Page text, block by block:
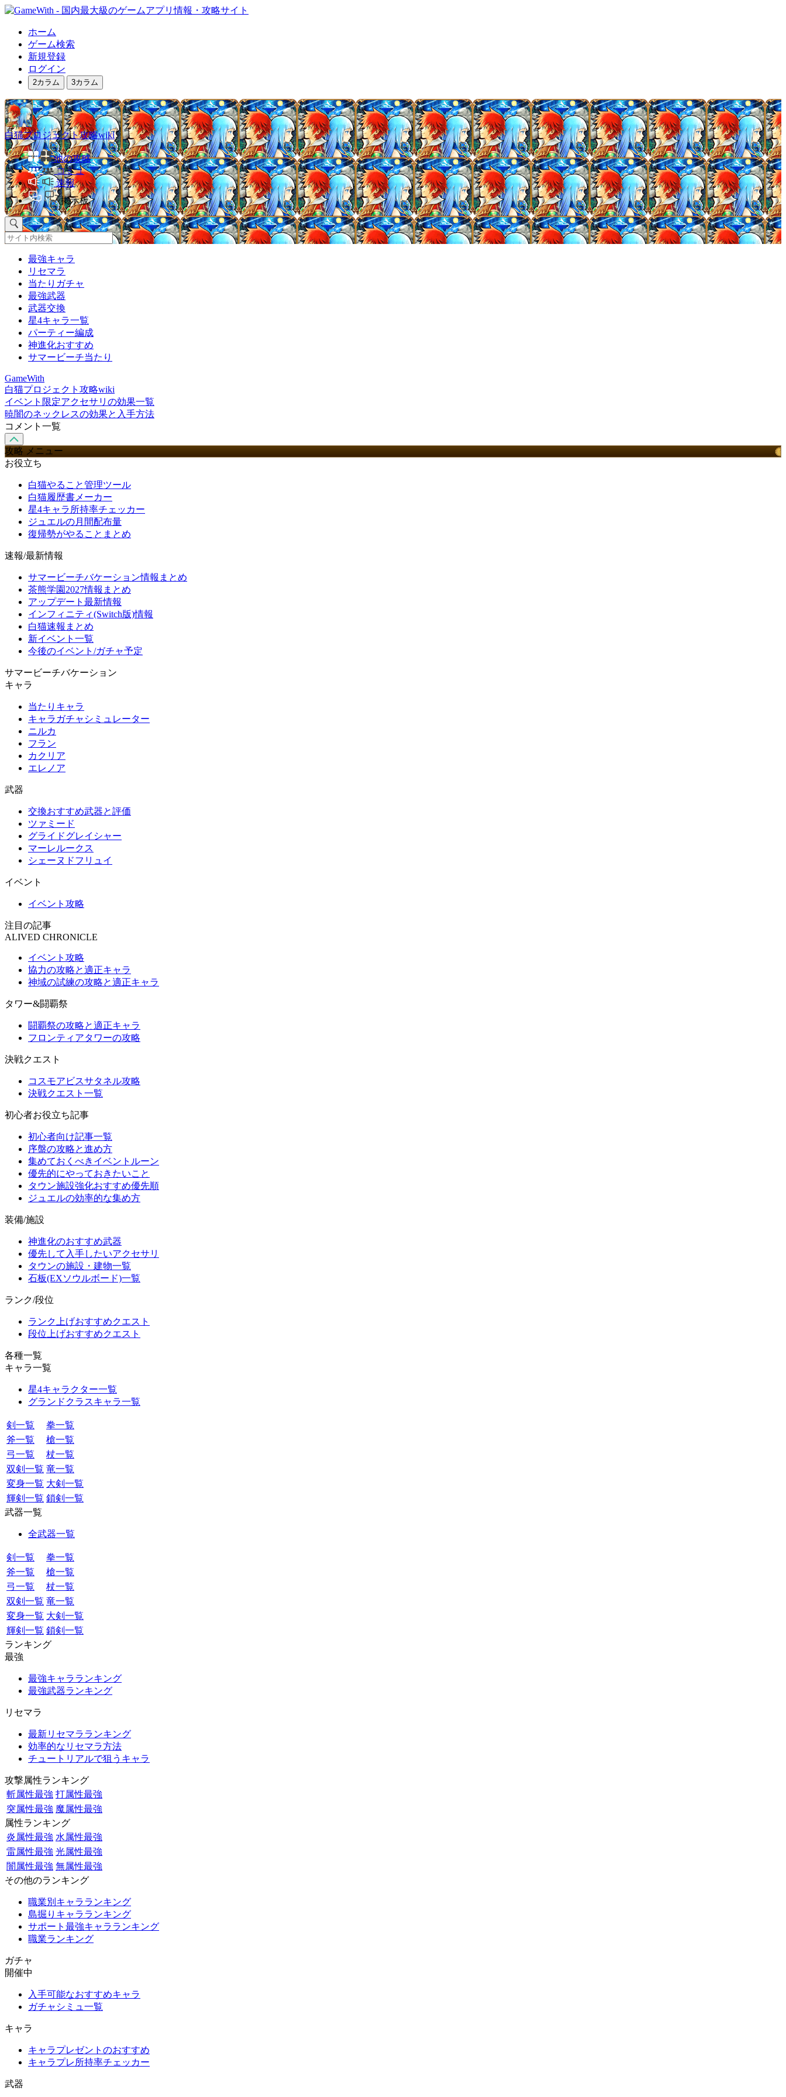
ホーム
ゲーム検索
新規登録
ログイン
2カラム 3カラム
白猫プロジェクト攻略wiki
他の攻略
コミュ
速報
掲示板
最強キャラ
リセマラ
当たりガチャ
最強武器
武器交換
星4キャラ一覧
パーティー編成
神進化おすすめ
サマービーチ当たり
GameWith
白猫プロジェクト攻略wiki
イベント限定アクセサリの効果一覧
暁闇のネックレスの効果と入手方法
コメント一覧
攻略 メニュー
お役立ち
白猫やること管理ツール
白猫履歴書メーカー
星4キャラ所持率チェッカー
ジュエルの月間配布量
復帰勢がやることまとめ
速報/最新情報
サマービーチバケーション情報まとめ
茶熊学園2027情報まとめ
アップデート最新情報
インフィニティ(Switch版)情報
白猫速報まとめ
新イベント一覧
今後のイベント/ガチャ予定
サマービーチバケーション
キャラ
当たりキャラ
キャラガチャシミュレーター
ニルカ
フラン
カクリア
エレノア
武器
交換おすすめ武器と評価
ツァミード
グライドグレイシャー
マーレルークス
シェーヌドフリュイ
イベント
イベント攻略
注目の記事
ALIVED CHRONICLE
イベント攻略
協力の攻略と適正キャラ
神域の試練の攻略と適正キャラ
タワー&闘覇祭
闘覇祭の攻略と適正キャラ
フロンティアタワーの攻略
決戦クエスト
コスモアビスサタネル攻略
決戦クエスト一覧
初心者お役立ち記事
初心者向け記事一覧
序盤の攻略と進め方
集めておくべきイベントルーン
優先的にやっておきたいこと
タウン施設強化おすすめ優先順
ジュエルの効率的な集め方
装備/施設
神進化のおすすめ武器
優先して入手したいアクセサリ
タウンの施設・建物一覧
石板(EXソウルボード)一覧
ランク/段位
ランク上げおすすめクエスト
段位上げおすすめクエスト
各種一覧
キャラ一覧
星4キャラクター一覧
グランドクラスキャラ一覧
剣一覧
拳一覧
斧一覧
槍一覧
弓一覧
杖一覧
双剣一覧 竜一覧
変身一覧 大剣一覧
輝剣一覧 鎖剣一覧
武器一覧
全武器一覧
剣一覧
拳一覧
斧一覧
槍一覧
弓一覧
杖一覧
双剣一覧 竜一覧
変身一覧 大剣一覧
輝剣一覧 鎖剣一覧
ランキング
最強
最強キャラランキング
最強武器ランキング
リセマラ
最新リセマラランキング
効率的なリセマラ方法
チュートリアルで狙うキャラ
攻撃属性ランキング
斬属性最強 打属性最強
突属性最強 魔属性最強
属性ランキング
炎属性最強 水属性最強
雷属性最強 光属性最強
闇属性最強 無属性最強
その他のランキング
職業別キャラランキング
島掘りキャラランキング
サポート最強キャラランキング
職業ランキング
ガチャ
開催中
入手可能なおすすめキャラ
ガチャシミュ一覧
キャラ
キャラプレゼントのおすすめ
キャラプレ所持率チェッカー
武器